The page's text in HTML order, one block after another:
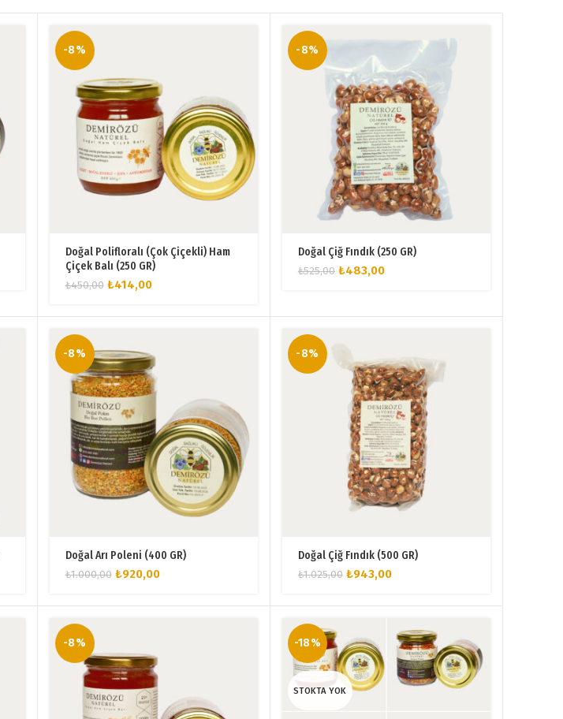
-8%
Doğal Polifloralı (Çok Çiçekli) Ham
Çiçek Balı (250 GR)
₺450,00 Orijinal
₺450,00.
₺414,00Şu
fiyat:
-8%
Doğal Çiğ Fındık (250 GR)
₺525,00 Orijinal
₺483,00Şu
₺483,00.
-8%
Doğal Arı Poleni (400 GR)
₺1.000,00 Orijinal
₺1.000,00.
₺920,00Şu
fiyat:
-8%
Doğal Çiğ Fındık (500 GR)
₺1.025,00 Orijinal
₺1.025,00.
₺943,00Şu
fiyat:
-8% -18%
STOKTA YOK